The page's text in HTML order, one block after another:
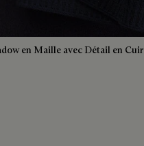
en Maille avec Détail en Cuir